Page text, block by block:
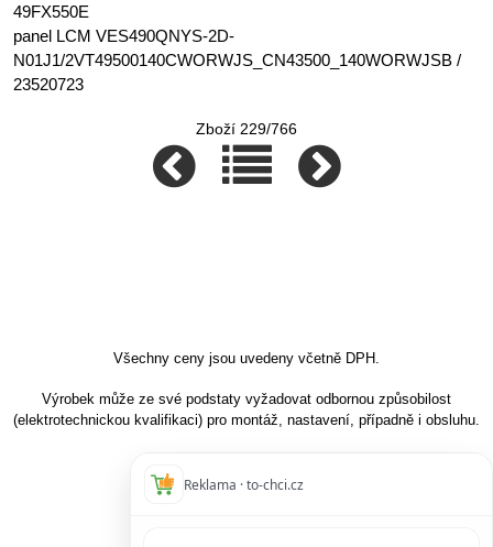
49FX550E
panel LCM VES490QNYS-2D-
N01J1/2VT49500140CWORWJS_CN43500_140WORWJSB /
23520723
Zboží 229/766
Všechny ceny jsou uvedeny včetně DPH.
Výrobek může ze své podstaty vyžadovat odbornou způsobilost
(elektrotechnickou kvalifikaci) pro montáž, nastavení, případně i obsluhu.
Reklama · to-chci.cz